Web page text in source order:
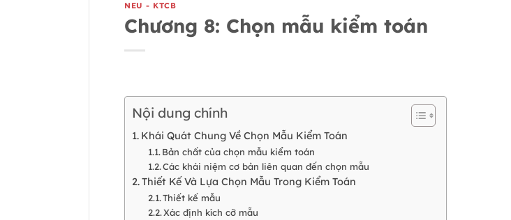
NEU - KTCB
Chương 8: Chọn mẫu kiểm toán
Nội dung chính
Khái Quát Chung Về Chọn Mẫu Kiểm Toán
Bản chất của chọn mẫu kiểm toán
Các khái niệm cơ bản liên quan đến chọn mẫu
Thiết Kế Và Lựa Chọn Mẫu Trong Kiểm Toán
Thiết kế mẫu
Xác định kích cỡ mẫu